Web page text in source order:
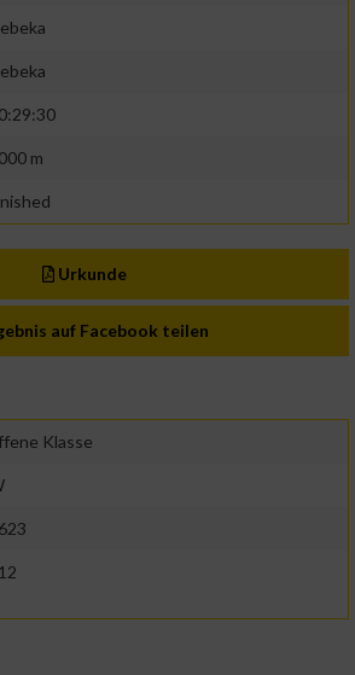
m
Urkunde
auf Facebook teilen
Klasse